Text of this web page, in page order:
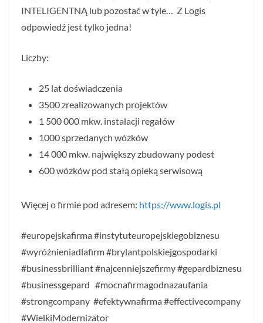
INTELIGENTNĄ lub pozostać w tyle… Z Logis
odpowiedź jest tylko jedna!
Liczby:
25 lat doświadczenia
3500 zrealizowanych projektów
1 500 000 mkw. instalacji regałów
1000 sprzedanych wózków
14 000 mkw. największy zbudowany podest
600 wózków pod stałą opieką serwisową
Więcej o firmie pod adresem: https://www.logis.pl
#europejskafirma #instytuteuropejskiegobiznesu
#wyróżnieniadlafirm #brylantpolskiejgospodarki
#businessbrilliant #najcenniejszefirmy #gepardbiznesu
#businessgepard #mocnafirmagodnazaufania
#strongcompany #efektywnafirma #effectivecompany
#WielkiModernizator